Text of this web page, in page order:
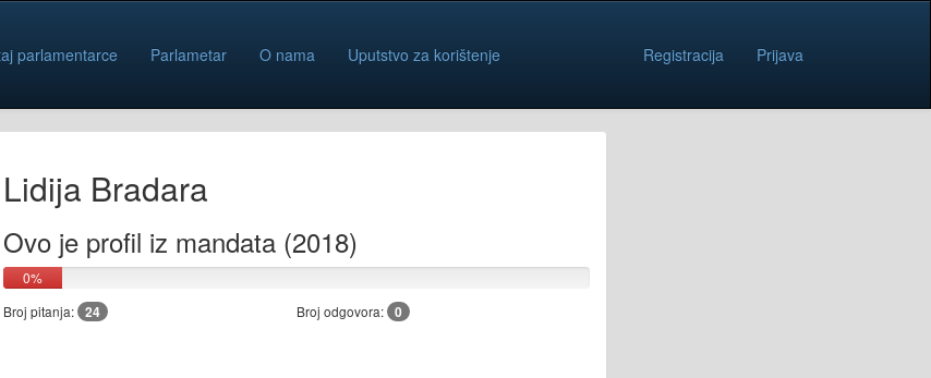
parlamentarce Parlametar O nama Uputstvo za korištenje Registracija Prijava
Lidija Bradara
Ovo je profil iz mandata (2018)
0%
Broj pitanja: 24 Broj odgovora: 0